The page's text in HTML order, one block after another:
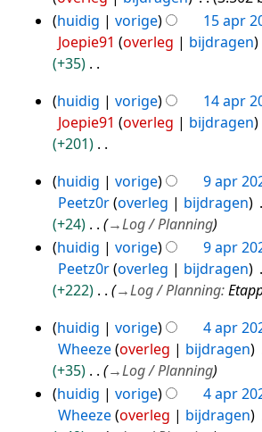
g
n
b
e
e
r
k
i
n
g
s
s
a
m
e
n
v
a
apr
2020
G
e
b
e
w
r
i
n
g
s
s
a
m
e
n
huidig vorige
15 apr
Joepie91 overleg bijdragen
+35
e
e
n
e
w
e
r
i
n
g
s
s
a
m
14
apr
2020
huidig vorige
14 apr
Joepie91 overleg bijdragen
+201
e
n
b
w
r
i
n
g
9
apr
2020
huidig vorige
9 apr
Peetz0r overleg bijdragen
+24
→Log / Planning
huidig
vorige
9 apr
Peetz0r overleg bijdragen
+222
→Log / Planning:
4
apr
2020
huidig vorige
4 apr
Wheeze overleg bijdragen
+35
→Log / Planning
huidig
vorige
4 apr
Wheeze overleg bijdragen